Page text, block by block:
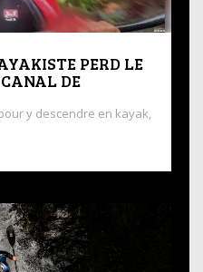
PERD LE
DE
y descendre en kayak,